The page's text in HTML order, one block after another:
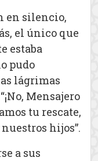
en silencio,
el único que
estaba
pudo
lágrimas
Mensajero
tu rescate,
hijos”.
a sus